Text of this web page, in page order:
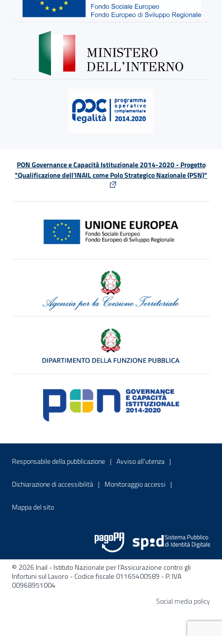
PON Governance e Capacità Istituzionale 2014-2020 - Progetto
"Qualificazione dell'INAIL come Polo Strategico Nazionale (PSN)"
Menu di servizio
Responsabile della pubblicazione Sito interno - Apre in una nuova
Avviso all’utenza Sito interno -
Dichiarazione di accessibilità Sito interno - Apre in una nuova finestra
Monitoraggio accessi Sito interno -
Mappa del sitoSito interno - Apre nella stessa finestra
© 2026 Inail - Istituto Nazionale per l'Assicurazione contro gli
Infortuni sul Lavoro - Codice fiscale 01165400589 - P. IVA
00968951004
Social media policy